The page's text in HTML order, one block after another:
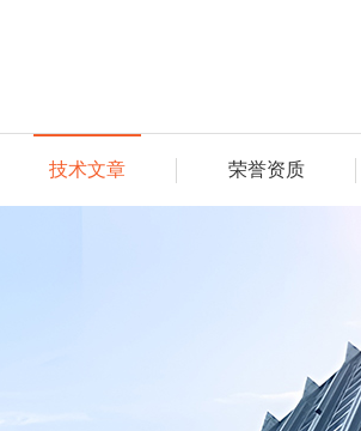
技术文章 荣誉资质